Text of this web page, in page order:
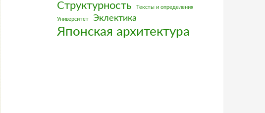
Структурность Тексты и определения
Университет Эклектика
Японская архитектура